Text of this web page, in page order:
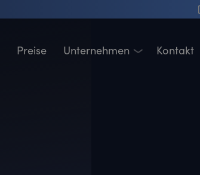
Preise Unternehmen Kontakt